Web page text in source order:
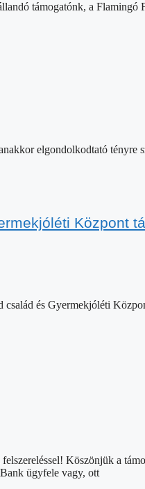
támogatónk, a
elgondolkodtató
Központ
és Gyermekjóléti
Köszönjük a
ügyfele vagy, ott